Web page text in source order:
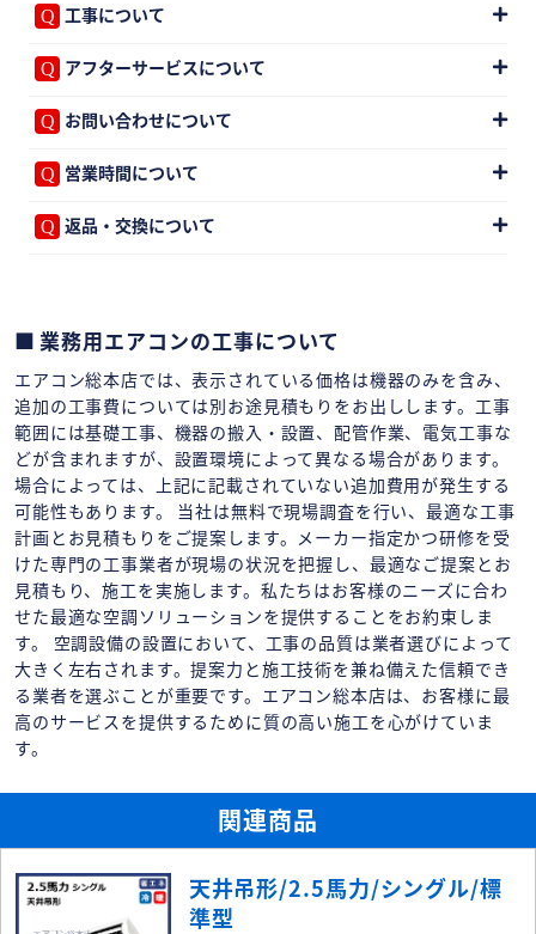
工事について
アフターサービスについて
お問い合わせについて
営業時間について
返品・交換について
業務用エアコンの工事について
エアコン総本店では、表示されている価格は機器のみを含み、
追加の工事費については別お途見積もりをお出しします。工事
範囲には基礎工事、機器の搬入・設置、配管作業、電気工事な
どが含まれますが、設置環境によって異なる場合があります。
場合によっては、上記に記載されていない追加費用が発生する
可能性もあります。 当社は無料で現場調査を行い、最適な工事
計画とお見積もりをご提案します。メーカー指定かつ研修を受
けた専門の工事業者が現場の状況を把握し、最適なご提案とお
見積もり、施工を実施します。私たちはお客様のニーズに合わ
せた最適な空調ソリューションを提供することをお約束しま
す。 空調設備の設置において、工事の品質は業者選びによって
大きく左右されます。提案力と施工技術を兼ね備えた信頼でき
る業者を選ぶことが重要です。エアコン総本店は、お客様に最
高のサービスを提供するために質の高い施工を心がけていま
す。
関連商品
天井吊形/2.5馬力/シングル/標
準型